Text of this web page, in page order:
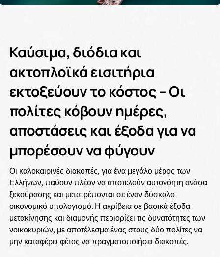
Καύσιμα, διόδια και
ακτοπλοϊκά εισιτήρια
εκτοξεύουν το κόστος – Οι
πολίτες κόβουν ημέρες,
αποστάσεις και έξοδα για να
μπορέσουν να φύγουν
Οι καλοκαιρινές διακοπές, για ένα μεγάλο μέρος των
Ελλήνων, παύουν πλέον να αποτελούν αυτονόητη ανάσα
ξεκούρασης και μετατρέπονται σε έναν δύσκολο
οικονομικό υπολογισμό. Η ακρίβεια σε βασικά έξοδα
μετακίνησης και διαμονής περιορίζει τις δυνατότητες των
νοικοκυριών, με αποτέλεσμα ένας στους δύο πολίτες να
μην καταφέρει φέτος να πραγματοποιήσει διακοπές.